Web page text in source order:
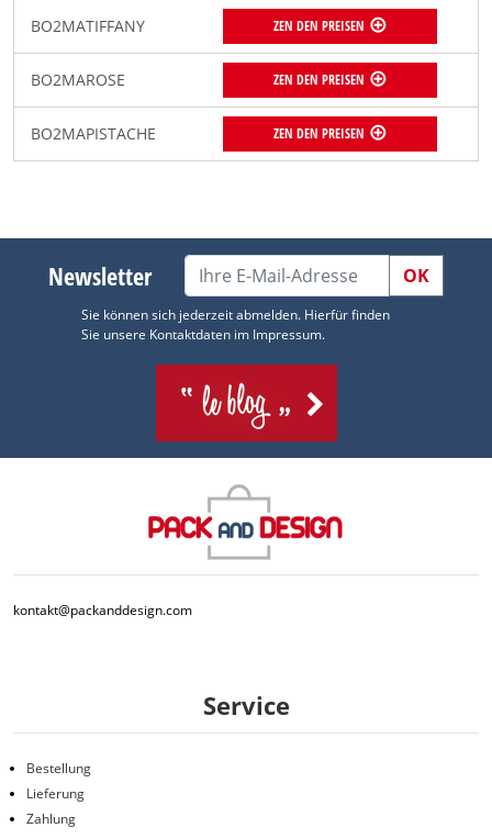
BO2MATIFFANY ZEN DEN PREISEN
BO2MAROSE ZEN DEN PREISEN
BO2MAPISTACHE ZEN DEN PREISEN
Newsletter OK
Sie können sich jederzeit abmelden. Hierfür finden
Sie unsere Kontaktdaten im Impressum.
kontakt@packanddesign.com
Service
Bestellung
Lieferung
Zahlung